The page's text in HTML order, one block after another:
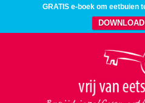
GRATIS e-boek om eetbuien